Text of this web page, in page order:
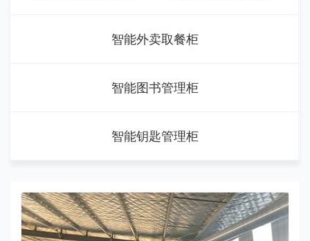
智能外卖取餐柜
智能图书管理柜
智能钥匙管理柜